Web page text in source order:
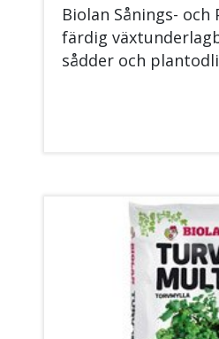
Bio­lan Så­nings-
fär­dig
såd­der och